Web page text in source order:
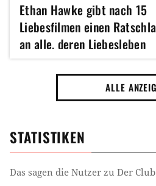
Ethan Hawke gibt nach 15
Liebesfilmen einen
an alle, deren Liebesleben
gerade holprig verläuft:
Sonne ist es egal, ob das
ihre Strahlen zu schätzen
ALLE
STATISTIKEN
Das sagen die Nutzer zu Der